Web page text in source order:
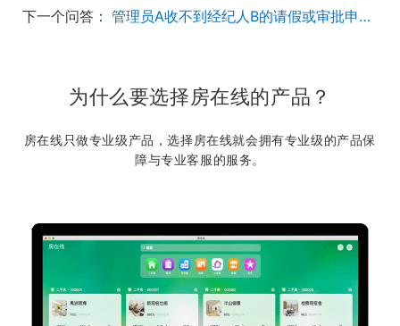
下一个问答：
管理员A收不到经纪人B的请假或审批申请，该如何处理？
为什么要选择房在线的产品？
房在线只做专业级产品，选择房在线就会拥有专业级的产品保
障与专业客服的服务。